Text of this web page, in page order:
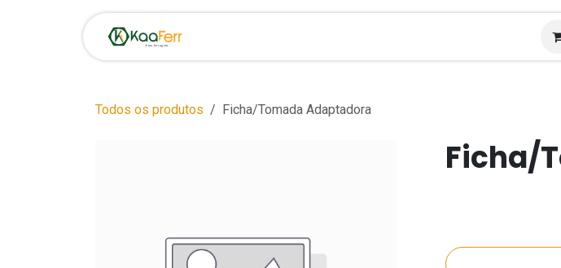
Pular para o conteúdo
Todos os produtos Ficha/Tomada Adaptadora
Ficha/